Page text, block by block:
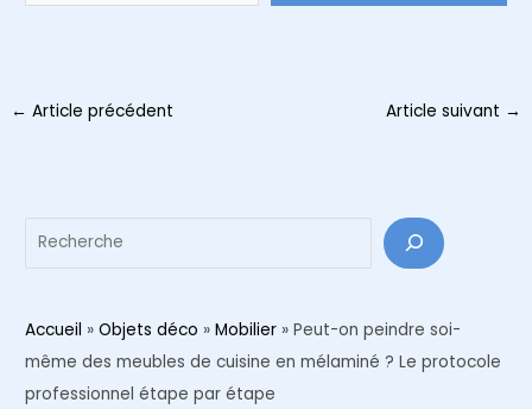
Navigation
← Article précédent Article suivant →
Accueil » Objets déco » Mobilier » Peut-on peindre soi-
même des meubles de cuisine en mélaminé ? Le protocole
professionnel étape par étape